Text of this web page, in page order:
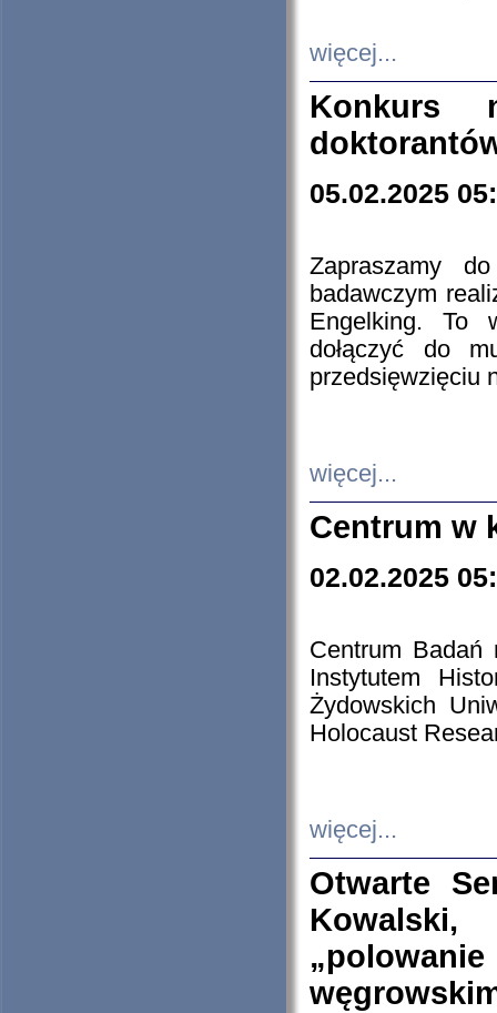
więcej...
Konkurs
05.02.2025
Zapraszamy
badawczym
Engelking. To
dołączyć do
przedsięwzięciu
więcej...
Centrum w
02.02.2025
Centrum Badań
Instytutem
Żydowskich
Holocaust
więcej...
Otwarte